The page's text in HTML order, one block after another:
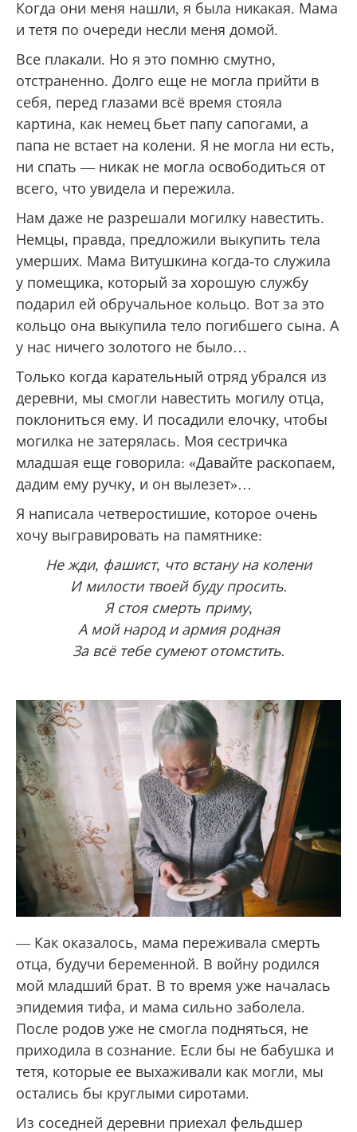
Когда они меня нашли, я была никакая. Мама
и тетя по очереди несли меня домой.
Все плакали. Но я это помню смутно,
отстраненно. Долго еще не могла прийти в
себя, перед глазами всё время стояла
картина, как немец бьет папу сапогами, а
папа не встает на колени. Я не могла ни есть,
ни спать — никак не могла освободиться от
всего, что увидела и пережила.
Нам даже не разрешали могилку навестить.
Немцы, правда, предложили выкупить тела
умерших. Мама Витушкина когда-то служила
у помещика, который за хорошую службу
подарил ей обручальное кольцо. Вот за это
кольцо она выкупила тело погибшего сына. А
у нас ничего золотого не было…
Только когда карательный отряд убрался из
деревни, мы смогли навестить могилу отца,
поклониться ему. И посадили елочку, чтобы
могилка не затерялась. Моя сестричка
младшая еще говорила: «Давайте раскопаем,
дадим ему ручку, и он вылезет»…
Я написала четверостишие, которое очень
хочу выгравировать на памятнике:
Не жди, фашист, что встану на колени
И милости твоей буду просить.
Я стоя смерть приму,
А мой народ и армия родная
За всё тебе сумеют отомстить.
— Как оказалось, мама переживала смерть
отца, будучи беременной. В войну родился
мой младший брат. В то время уже началась
эпидемия тифа, и мама сильно заболела.
После родов уже не смогла подняться, не
приходила в сознание. Если бы не бабушка и
тетя, которые ее выхаживали как могли, мы
остались бы круглыми сиротами.
Из соседней деревни приехал фельдшер